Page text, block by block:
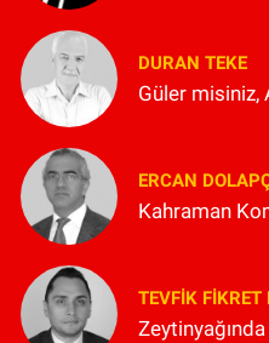
DURAN TEKE
Güler misiniz,
ERCAN
Kahraman
TEVFIK FIKRET